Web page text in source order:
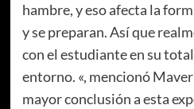
hambre, y eso afecta la
y se preparan. Así que
con el estudiante en su
entorno. «, mencionó
mayor conclusión a esta